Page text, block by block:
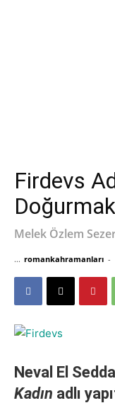
Firdevs
Melek Özlem
... romankahramanları -
Neval El
Kadın adlı